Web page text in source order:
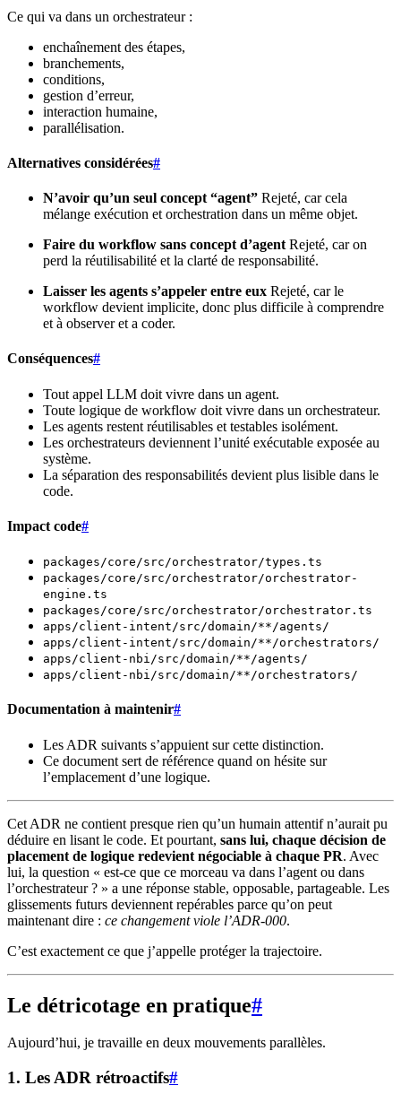
Ce qui va dans un orchestrateur :
enchaînement des étapes,
branchements,
conditions,
gestion d’erreur,
interaction humaine,
parallélisation.
Alternatives considérées#
N’avoir qu’un seul concept “agent” Rejeté, car cela
mélange exécution et orchestration dans un même objet.
Faire du workflow sans concept d’agent Rejeté, car on
perd la réutilisabilité et la clarté de responsabilité.
Laisser les agents s’appeler entre eux Rejeté, car le
workflow devient implicite, donc plus difficile à comprendre
et à observer et a coder.
Conséquences#
Tout appel LLM doit vivre dans un agent.
Toute logique de workflow doit vivre dans un orchestrateur.
Les agents restent réutilisables et testables isolément.
Les orchestrateurs deviennent l’unité exécutable exposée au
système.
La séparation des responsabilités devient plus lisible dans le
code.
Impact code#
packages/core/src/orchestrator/types.ts
packages/core/src/orchestrator/orchestrator-
engine.ts
packages/core/src/orchestrator/orchestrator.ts
apps/client-intent/src/domain/**/agents/
apps/client-intent/src/domain/**/orchestrators/
apps/client-nbi/src/domain/**/agents/
apps/client-nbi/src/domain/**/orchestrators/
Documentation à maintenir#
Les ADR suivants s’appuient sur cette distinction.
Ce document sert de référence quand on hésite sur
l’emplacement d’une logique.
Cet ADR ne contient presque rien qu’un humain attentif n’aurait pu
déduire en lisant le code. Et pourtant, sans lui, chaque décision de
placement de logique redevient négociable à chaque PR. Avec
lui, la question « est-ce que ce morceau va dans l’agent ou dans
l’orchestrateur ? » a une réponse stable, opposable, partageable. Les
glissements futurs deviennent repérables parce qu’on peut
maintenant dire : ce changement viole l’ADR-000.
C’est exactement ce que j’appelle protéger la trajectoire.
Le détricotage en pratique#
Aujourd’hui, je travaille en deux mouvements parallèles.
1. Les ADR rétroactifs#